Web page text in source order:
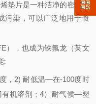
垫片是一种洁净的密封产
污染，可以广泛地用于食
），也成为铁氟龙（英文
:
， 2) 耐低温—在-100度时
有机溶剂 ；4）耐气候—塑